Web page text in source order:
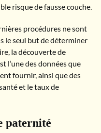
risque de fausse couche.
procédures ne sont
le seul but de déterminer
la découverte de
l’une des données que
fournir, ainsi que des
et le taux de
paternité